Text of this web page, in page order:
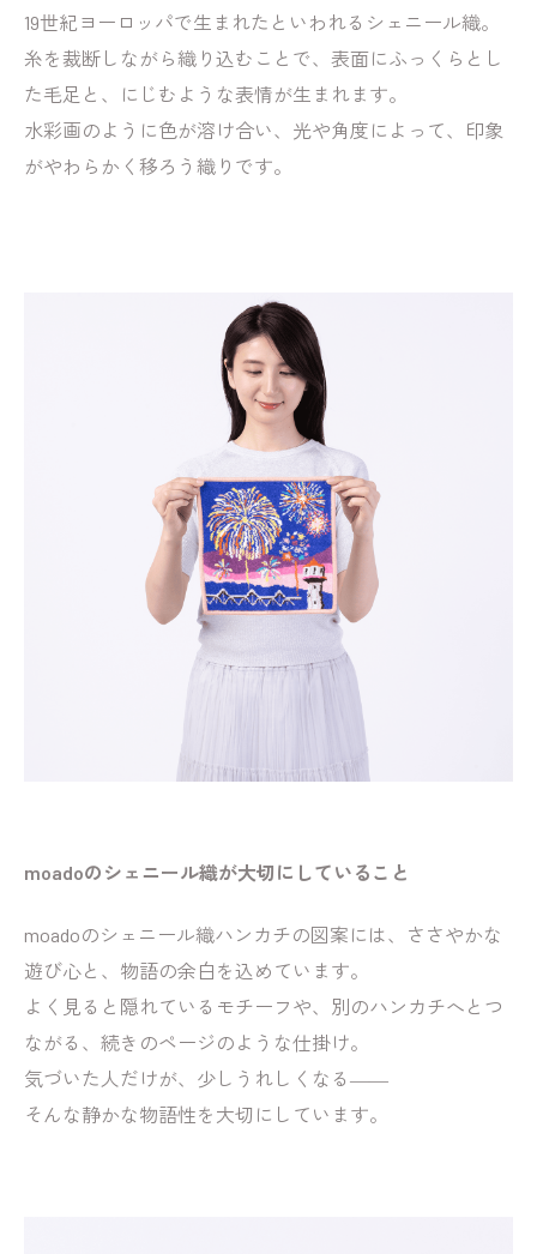
19世紀ヨーロッパで生まれたといわれるシェニール織。
糸を裁断しながら織り込むことで、表面にふっくらとし
た毛足と、にじむような表情が生まれます。
水彩画のように色が溶け合い、光や角度によって、印象
がやわらかく移ろう織りです。
moadoのシェニール織が大切にしていること
moadoのシェニール織ハンカチの図案には、ささやかな
遊び心と、物語の余白を込めています。
よく見ると隠れているモチーフや、別のハンカチへとつ
ながる、続きのページのような仕掛け。
気づいた人だけが、少しうれしくなる――
そんな静かな物語性を大切にしています。